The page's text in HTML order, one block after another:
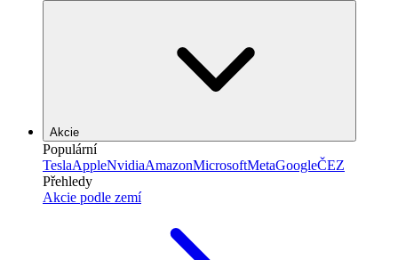
Akcie
Populární
TeslaAppleNvidiaAmazonMicrosoftMetaGoogleČEZ
Přehledy
Akcie podle zemí